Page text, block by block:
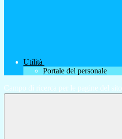
Utilità
Portale del personale
Campo di ricerca per le pagine del sito